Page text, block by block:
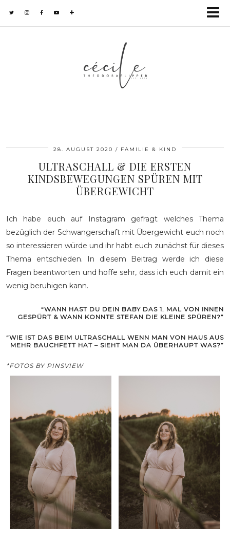
28. AUGUST 2020 FAMILIE & KIND
ULTRASCHALL & DIE ERSTEN
KINDSBEWEGUNGEN SPÜREN MIT
ÜBERGEWICHT
Ich habe euch auf Instagram gefragt welches Thema
bezüglich der Schwangerschaft mit Übergewicht euch noch
so interessieren würde und ihr habt euch zunächst für dieses
Thema entschieden. In diesem Beitrag werde ich diese
Fragen beantworten und hoffe sehr, dass ich euch damit ein
wenig beruhigen kann.
“WANN HAST DU DEIN BABY DAS 1. MAL VON INNEN
GESPÜRT & WANN KONNTE STEFAN DIE KLEINE SPÜREN?”
“WIE IST DAS BEIM ULTRASCHALL WENN MAN VON HAUS AUS
MEHR BAUCHFETT HAT – SIEHT MAN DA ÜBERHAUPT WAS?”
*FOTOS BY PINSVIEW